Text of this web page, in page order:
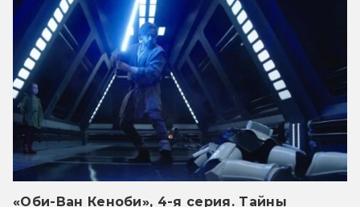
«Оби-Ван Кеноби», 4-я серия. Тайны